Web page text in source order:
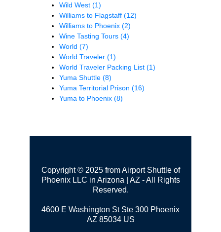
Wild West (1)
Williams to Flagstaff (12)
Williams to Phoenix (2)
Wine Tasting Tours (4)
World (7)
World Traveler (1)
World Traveler Packing List (1)
Yuma Shuttle (8)
Yuma Territorial Prison (16)
Yuma to Phoenix (8)
Copyright © 2025 from Airport Shuttle of
Phoenix LLC in Arizona | AZ - All Rights
Reserved.
4600 E Washington St Ste 300 Phoenix
AZ 85034 US